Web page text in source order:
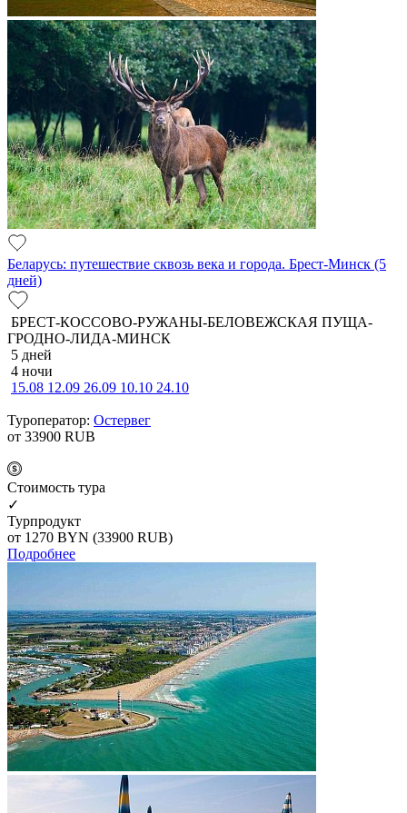
Беларусь: путешествие сквозь века и города. Брест-Минск (5
дней)
БРЕСТ-КОССОВО-РУЖАНЫ-БЕЛОВЕЖСКАЯ ПУЩА-
ГРОДНО-ЛИДА-МИНСК
5 дней
4 ночи
15.08 12.09 26.09 10.10 24.10
Туроператор: Остервег
от 33900 RUB
Cтоимость тура
✓
Турпродукт
от 1270 BYN (33900 RUB)
Подробнее